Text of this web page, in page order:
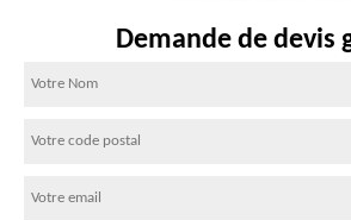
Demande de devis